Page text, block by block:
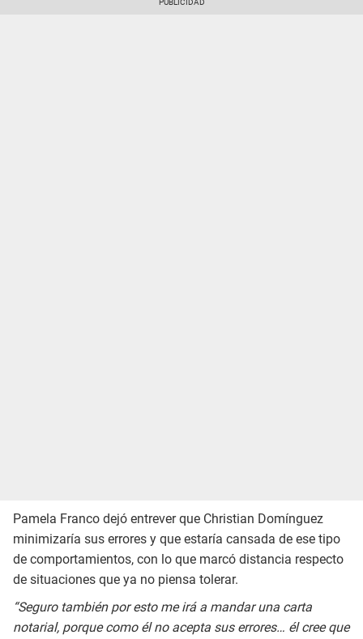
Pamela Franco dejó entrever que Christian Domínguez
minimizaría sus errores y que estaría cansada de ese tipo
de comportamientos, con lo que marcó distancia respecto
de situaciones que ya no piensa tolerar.
“Seguro también por esto me irá a mandar una carta
notarial, porque como él no acepta sus errores… él cree que